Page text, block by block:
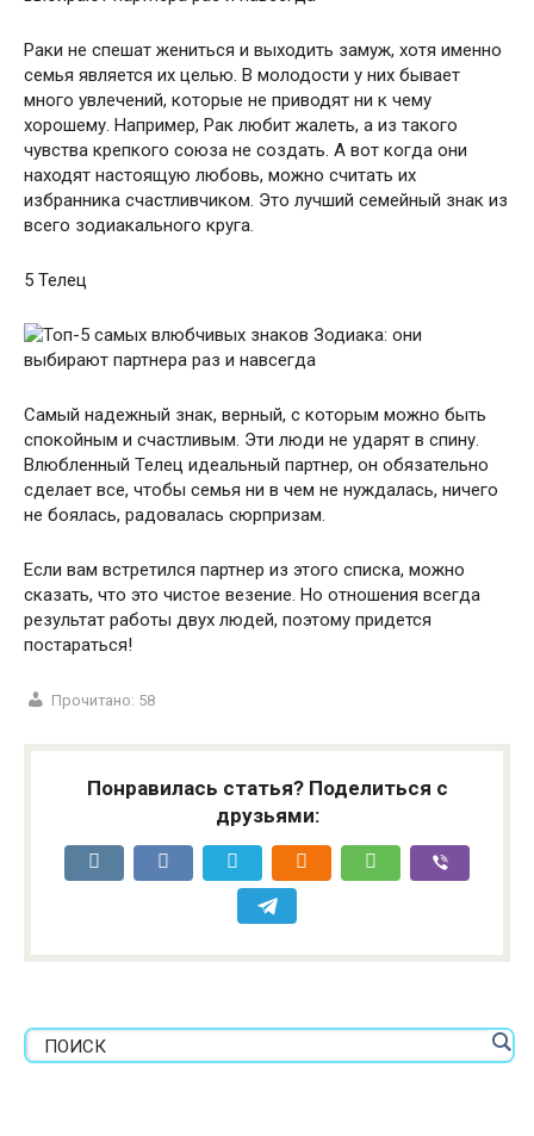
Раки не спешат жениться и выходить замуж, хотя именно
семья является их целью. В молодости у них бывает
много увлечений, которые не приводят ни к чему
хорошему. Например, Рак любит жалеть, а из такого
чувства крепкого союза не создать. А вот когда они
находят настоящую любовь, можно считать их
избранника счастливчиком. Это лучший семейный знак из
всего зодиакального круга.
5 Телец
Самый надежный знак, верный, с которым можно быть
спокойным и счастливым. Эти люди не ударят в спину.
Влюбленный Телец идеальный партнер, он обязательно
сделает все, чтобы семья ни в чем не нуждалась, ничего
не боялась, радовалась сюрпризам.
Если вам встретился партнер из этого списка, можно
сказать, что это чистое везение. Но отношения всегда
результат работы двух людей, поэтому придется
постараться!
Прочитано: 58
Понравилась статья? Поделиться с
друзьями: